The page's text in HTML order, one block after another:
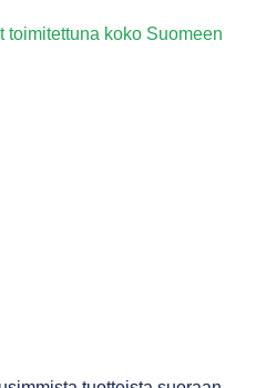
toimitettuna koko Suomeen